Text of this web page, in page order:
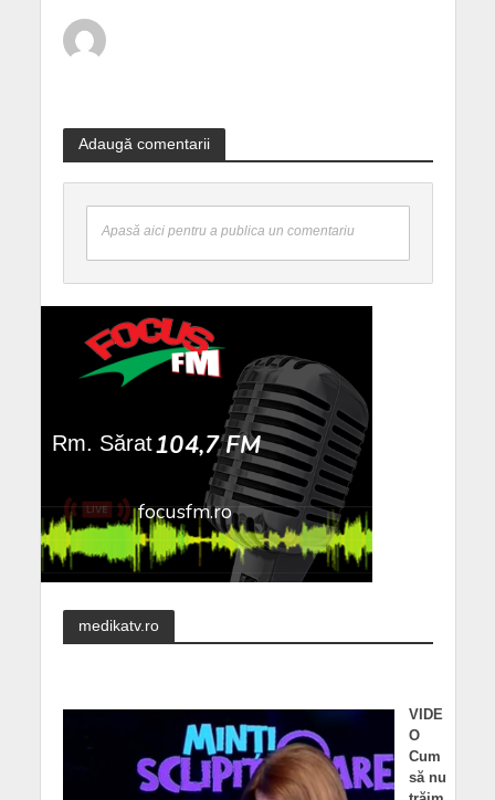
Adaugă comentarii
Apasă aici pentru a publica un comentariu
medikatv.ro
VIDE
O
Cum
să nu